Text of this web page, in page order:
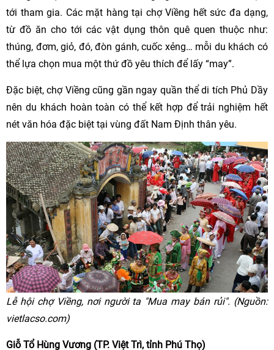
tới tham gia. Các mặt hàng tại chợ Viềng hết sức đa dạng,
từ đồ ăn cho tới các vật dụng thôn quê quen thuộc như:
thúng, đơm, giỏ, đó, đòn gánh, cuốc xẻng… mỗi du khách có
thể lựa chọn mua một thứ đồ yêu thích để lấy “may”.
Đặc biệt, chợ Viềng cũng gần ngay quần thể di tích Phủ Dầy
nên du khách hoàn toàn có thể kết hợp để trải nghiệm hết
nét văn hóa đặc biệt tại vùng đất Nam Định thân yêu.
Lễ hội chợ Viềng, nơi người ta "Mua may bán rủi". (Nguồn:
vietlacso.com)
Giỗ Tổ Hùng Vương (TP. Việt Trì, tỉnh Phú Thọ)